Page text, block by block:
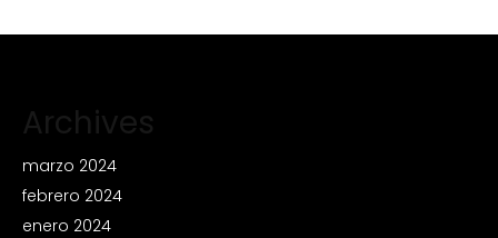
Archives
marzo 2024
febrero 2024
enero 2024